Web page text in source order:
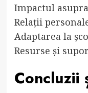
Impactul
Relații
Adaptarea la
Resurse și
Concluzii